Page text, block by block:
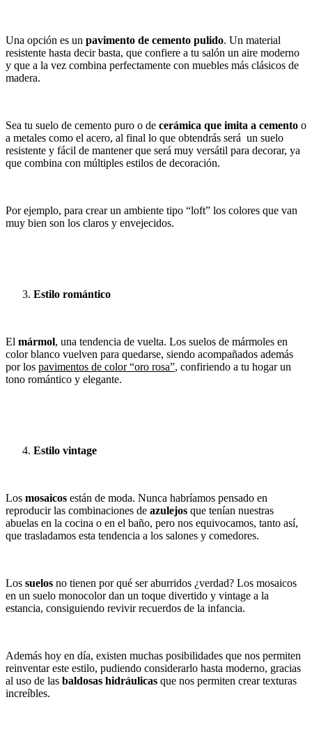
Una opción es un pavimento de cemento pulido. Un material
resistente hasta decir basta, que confiere a tu salón un aire moderno
y que a la vez combina perfectamente con muebles más clásicos de
madera.
Sea tu suelo de cemento puro o de cerámica que imita a cemento o
a metales como el acero, al final lo que obtendrás será un suelo
resistente y fácil de mantener que será muy versátil para decorar, ya
que combina con múltiples estilos de decoración.
Por ejemplo, para crear un ambiente tipo “loft” los colores que van
muy bien son los claros y envejecidos.
Estilo romántico
El mármol, una tendencia de vuelta. Los suelos de mármoles en
color blanco vuelven para quedarse, siendo acompañados además
por los pavimentos de color “oro rosa”, confiriendo a tu hogar un
tono romántico y elegante.
Estilo vintage
Los mosaicos están de moda. Nunca habríamos pensado en
reproducir las combinaciones de azulejos que tenían nuestras
abuelas en la cocina o en el baño, pero nos equivocamos, tanto así,
que trasladamos esta tendencia a los salones y comedores.
Los suelos no tienen por qué ser aburridos ¿verdad? Los mosaicos
en un suelo monocolor dan un toque divertido y vintage a la
estancia, consiguiendo revivir recuerdos de la infancia. ​
Además hoy en día, existen muchas posibilidades que nos permiten
reinventar este estilo, pudiendo considerarlo hasta moderno, gracias
al uso de las baldosas hidráulicas que nos permiten crear texturas
increíbles.